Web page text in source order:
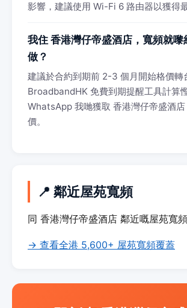
影響，建議使用 Wi-Fi 6 路由器以獲得最
我住 香港灣仔帝盛酒店，寬頻就嚟
做？
建議於合約到期前 2-3 個月開始格價轉
BroadbandHK 免費到期提醒工具計算
WhatsApp 我哋獲取 香港灣仔帝盛酒店
價。
📍 鄰近屋苑寬頻
同 香港灣仔帝盛酒店 鄰近嘅屋苑寬頻
→ 查看全港 5,600+ 屋苑寬頻覆蓋